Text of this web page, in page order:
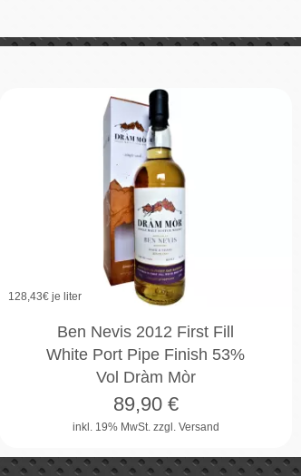
128,43€ je liter
Ben Nevis 2012 First Fill
White Port Pipe Finish 53%
Vol Dràm Mòr
inkl. 19% MwSt. zzgl. Versand
89,90€